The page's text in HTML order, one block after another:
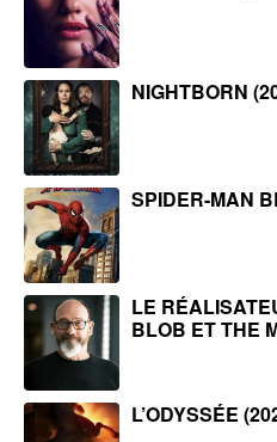
NIGHTBORN
SPIDER-MAN
LE
BLOB ET THE
L’ODYSSÉE